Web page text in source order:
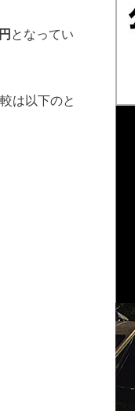
円となってい
は以下のと